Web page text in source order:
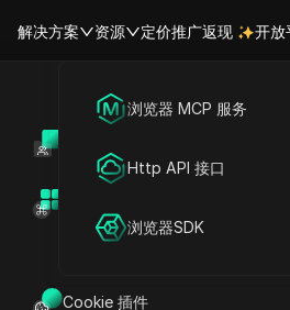
解决方案
海外社媒营销
广告投放
账号共享
资源
Cookie 插件
定价推广返现 开放
浏览器 MCP 服务
Http API 接口
浏览器SDK
Sagui.AI
Plus,